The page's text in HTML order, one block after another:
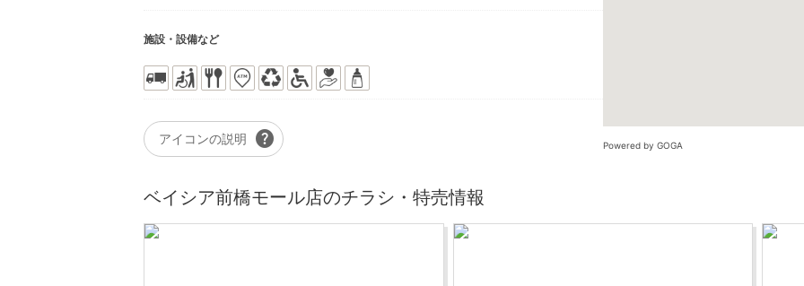
Powered by GOGA
アイコンの説明 help
施設・設備など
ベイシア前橋モール店のチラシ・特売情報